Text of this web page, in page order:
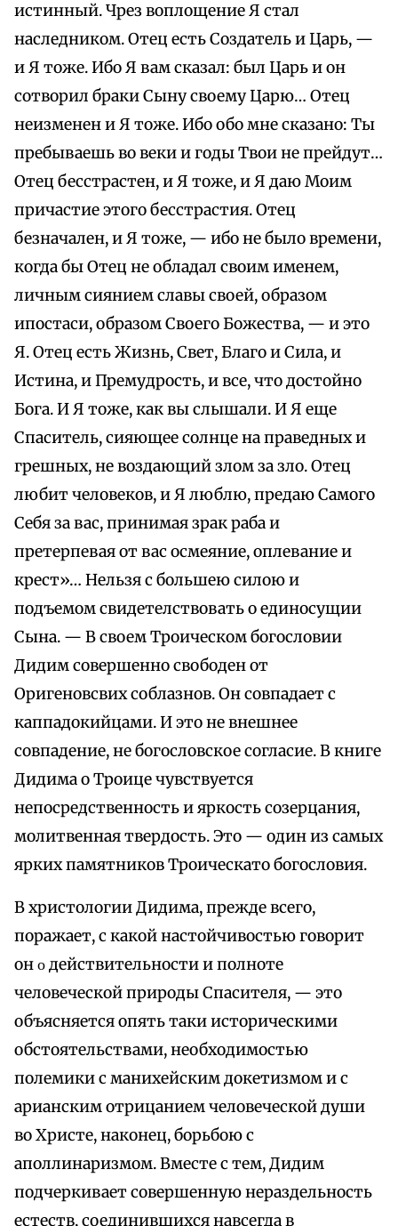
истинный. Чрез воплощение Я стал
наследником. Отец есть Создатель и Царь, —
и Я тоже. Ибо Я вам сказал: был Царь и он
сотворил браки Сыну своему Царю… Отец
неизменен и Я тоже. Ибо обо мне сказано: Ты
пребываешь во веки и годы Твои не прейдут…
Отец бесстрастен, и Я тоже, и Я даю Моим
причастие этого бесстрастия. Отец
безначален, и Я тоже, — ибо не было времени,
когда бы Отец не обладал своим именем,
личным сиянием славы своей, образом
ипостаси, образом Своего Божества, — и это
Я. Отец есть Жизнь, Свет, Благо и Сила, и
Истина, и Премудрость, и все, что достойно
Бога. И Я тоже, как вы слышали. И Я еще
Спаситель, сияющее солнце на праведных и
грешных, не воздающий злом за зло. Отец
любит человеков, и Я люблю, предаю Самого
Себя за вас, принимая зрак раба и
претерпевая от вас осмеяние, оплевание и
крест»… Нельзя с большею силою и
подъемом свидетелствовать о единосущии
Сына. — В своем Троическом богословии
Дидим совершенно свободен от
Оригеновсвих соблазнов. Он совпадает с
каппадокийцами. И это не внешнее
совпадение, не богословское согласие. В книге
Дидима о Троице чувствуется
непосредственность и яркость созерцания,
молитвенная твердость. Это — один из самых
ярких памятников Троическато богословия.
В христологии Дидима, прежде всего,
поражает, с какой настойчивостью говорит
он ο действительности и полноте
человеческой природы Спасителя, — это
объясняется опять таки историческими
обстоятельствами, необходимостью
полемики с манихейским докетизмом и с
арианским отрицанием человеческой души
во Христе, наконец, борьбою с
аполлинаризмом. Вместе с тем, Дидим
подчеркивает совершенную нераздельность
естеств, соединившихся навсегда в